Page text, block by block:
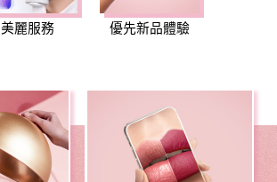
美麗服務 優先新品體驗